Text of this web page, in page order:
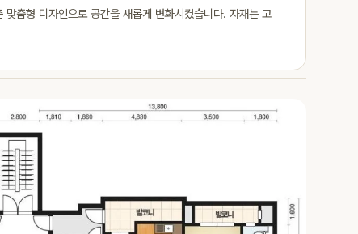
춤형 디자인으로 공간을 새롭게 변화시켰습니다. 자재는 고